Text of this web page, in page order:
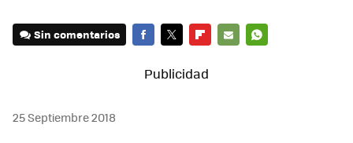
Sin comentarios
25 Septiembre 2018